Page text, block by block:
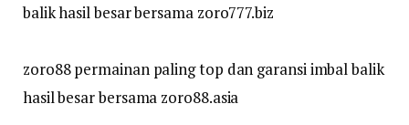
balik hasil besar bersama zoro777.biz
zoro88 permainan paling top dan garansi imbal balik
hasil besar bersama zoro88.asia